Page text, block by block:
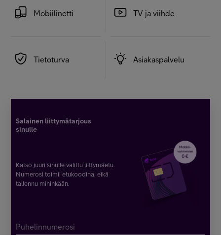
Mobiilinetti TV ja viihde
Tietoturva Asiakaspalvelu
Salainen liittymätarjous
sinulle
Katso juuri sinulle valittu liittymäetu.
Numerosi toimii etukoodina, eikä
tallennu mihinkään.
Puhelinnumerosi